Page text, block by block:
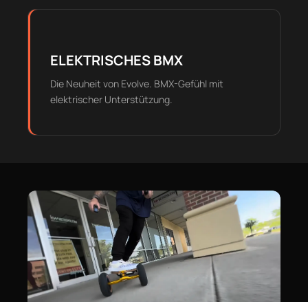
ELEKTRISCHES BMX
Die Neuheit von Evolve. BMX-Gefühl mit
elektrischer Unterstützung.